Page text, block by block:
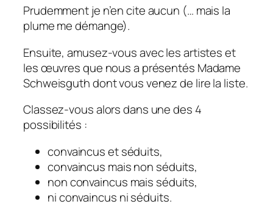
Prudemment je n’en cite aucun (… mais la
plume me démange).
Ensuite, amusez-vous avec les artistes et
les œuvres que nous a présentés Madame
Schweisguth dont vous venez de lire la liste.
Classez-vous alors dans une des 4
possibilités :
convaincus et séduits,
convaincus mais non séduits,
non convaincus mais séduits,
ni convaincus ni séduits.